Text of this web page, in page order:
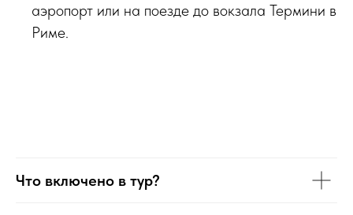
аэропорт или на поезде до вокзала Термини в
Риме.
Что включено в тур?